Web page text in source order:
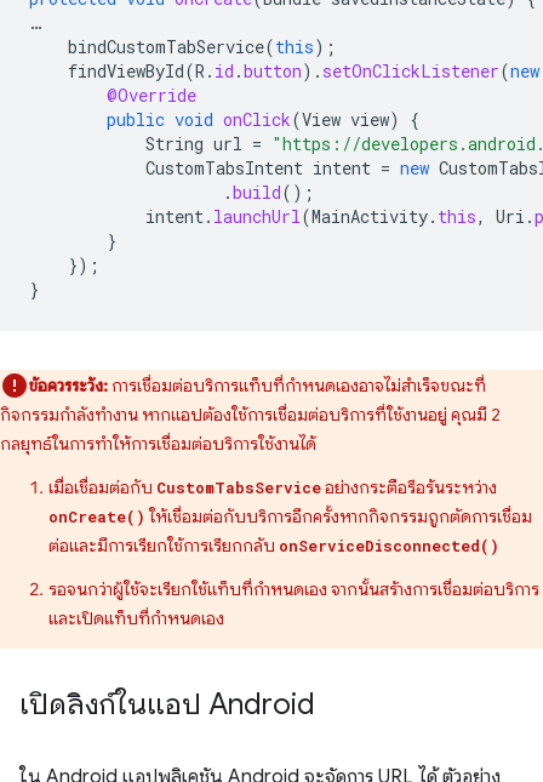
…
bindCustomTabService(this);
findViewById(R . id .button). setOnClickListener(new
@Override
public void onClick(View view)
{
String url = "https://
CustomTabsIntent intent = new
.build();
intent. launchUrl(MainActivity. this, Uri .
}
});
}
ข้อควรระวัง: การเชื่อมต่อบริการแท็บที่กำหนดเองอาจไม่สำเร็จขณะที่
กิจกรรมกำลังทำงาน หากแอปต้องใช้การเชื่อมต่อบริการที่ใช้งานอยู่ คุณมี 2
กลยุทธ์ในการทำให้การเชื่อมต่อบริการใช้งานได้
เมื่อเชื่อมต่อกับ CustomTabsServiceอย่างกระตือรือร้นระหว่าง
onCreate() ให้เชื่อมต่อกับบริการอีกครั้งหากกิจกรรมถูกตัดการเชื่อม
ต่อและมีการเรียกใช้การเรียกกลับ onServiceDisconnected()
รอจนกว่าผู้ใช้จะเรียกใช้แท็บที่กำหนดเอง จากนั้นสร้างการเชื่อมต่อบริการ
และเปิดแท็บที่กำหนดเอง
เปิดลิงก์ในแอป Android
ใน Android แอปพลิเคชัน Android จะจัดการ URL ได้ ตัวอย่าง